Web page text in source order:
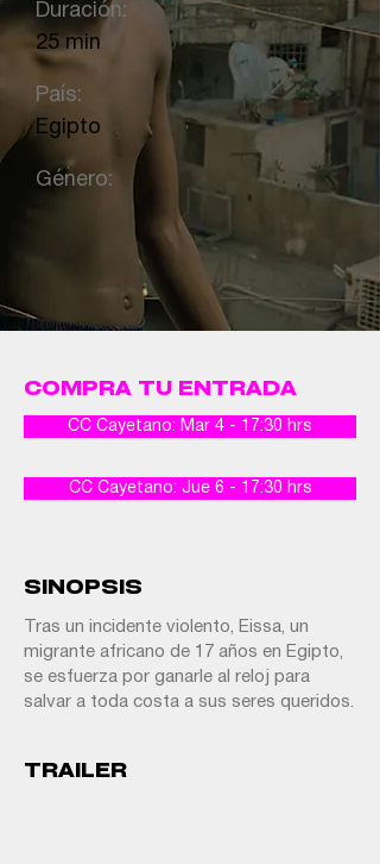
Duración:
25 min
País:
Egipto
Género:
COMPRA TU ENTRADA
CC Cayetano: Mar 4 - 17:30 hrs
CC Cayetano: Jue 6 - 17:30 hrs
SINOPSIS
Tras un incidente violento, Eissa, un
migrante africano de 17 años en Egipto,
se esfuerza por ganarle al reloj para
salvar a toda costa a sus seres queridos.
TRAILER